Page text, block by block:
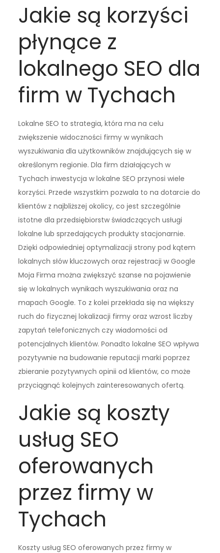
Jakie są korzyści
płynące z
lokalnego SEO dla
firm w Tychach
Lokalne SEO to strategia, która ma na celu
zwiększenie widoczności firmy w wynikach
wyszukiwania dla użytkowników znajdujących się w
określonym regionie. Dla firm działających w
Tychach inwestycja w lokalne SEO przynosi wiele
korzyści. Przede wszystkim pozwala to na dotarcie do
klientów z najbliższej okolicy, co jest szczególnie
istotne dla przedsiębiorstw świadczących usługi
lokalne lub sprzedających produkty stacjonarnie.
Dzięki odpowiedniej optymalizacji strony pod kątem
lokalnych słów kluczowych oraz rejestracji w Google
Moja Firma można zwiększyć szanse na pojawienie
się w lokalnych wynikach wyszukiwania oraz na
mapach Google. To z kolei przekłada się na większy
ruch do fizycznej lokalizacji firmy oraz wzrost liczby
zapytań telefonicznych czy wiadomości od
potencjalnych klientów. Ponadto lokalne SEO wpływa
pozytywnie na budowanie reputacji marki poprzez
zbieranie pozytywnych opinii od klientów, co może
przyciągnąć kolejnych zainteresowanych ofertą.
Jakie są koszty
usług SEO
oferowanych
przez firmy w
Tychach
Koszty usług SEO oferowanych przez firmy w